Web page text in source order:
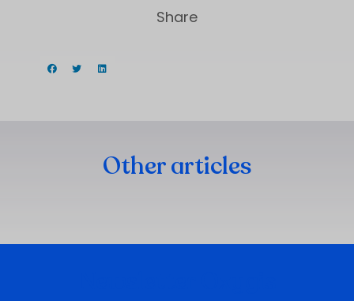
Share
Other articles